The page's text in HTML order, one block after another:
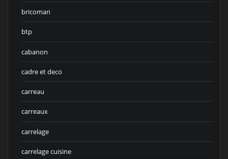
bricoman
btp
cabanon
cadre et deco
carreau
carreaux
carrelage
carrelage cuisine